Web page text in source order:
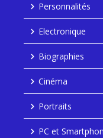
Personnalités
Electronique
Biographies
Cinéma
Portraits
PC et